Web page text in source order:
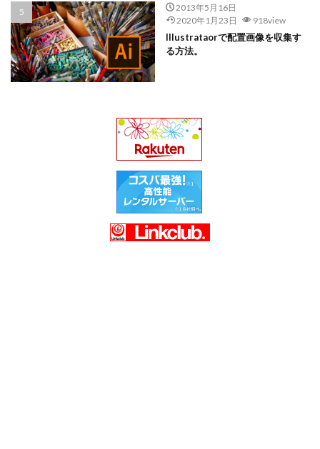
2013年5月16日
2020年1月23日
918view
Illustrataorで配置画像を収集す
る方法。